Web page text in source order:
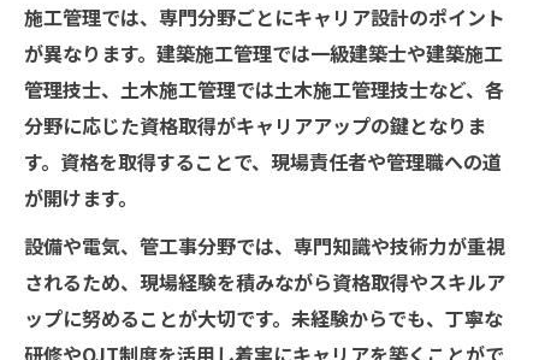
施工管理では、専門分野ごとにキャリア設計のポイント
が異なります。建築施工管理では一級建築士や建築施工
管理技士、土木施工管理では土木施工管理技士など、各
分野に応じた資格取得がキャリアアップの鍵となりま
す。資格を取得することで、現場責任者や管理職への道
が開けます。
設備や電気、管工事分野では、専門知識や技術力が重視
されるため、現場経験を積みながら資格取得やスキルア
ップに努めることが大切です。未経験からでも、丁寧な
研修やOJT制度を活用し着実にキャリアを築くことがで